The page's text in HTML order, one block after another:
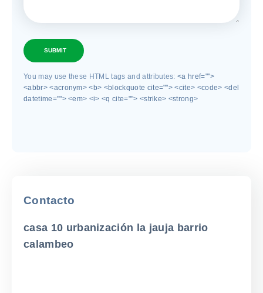
SUBMIT
You may use these HTML tags and attributes:<a href="">
<abbr> <acronym> <b> <blockquote cite=""> <cite> <code> <del
datetime=""> <em> <i> <q cite=""> <strike> <strong>
Contacto
casa 10 urbanización la jauja barrio
calambeo